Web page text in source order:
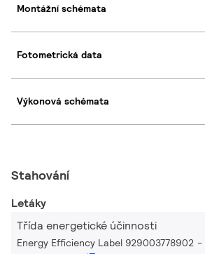
Montážní schémata
Fotometrická data
Výkonová schémata
Stahování
Letáky
Třída energetické účinnosti
Energy Efficiency Label 929003778902